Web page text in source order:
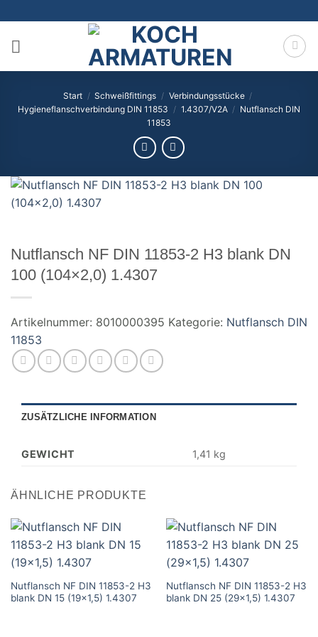
Inhalt
springen
Start / Schweißfittings / Verbindungsstücke /
Hygieneflanschverbindung DIN 11853 / 1.4307/V2A / Nutflansch DIN
11853
Nutflansch NF DIN 11853-2 H3 blank DN
100 (104×2,0) 1.4307
Artikelnummer: 8010000395 Kategorie: Nutflansch DIN
11853
ZUSÄTZLICHE INFORMATION
GEWICHT 1,41 kg
ÄHNLICHE PRODUKTE
Nutflansch NF DIN 11853-2 H3
blank DN 15 (19×1,5) 1.4307
Nutflansch NF DIN 11853-2 H3
blank DN 25 (29×1,5) 1.4307